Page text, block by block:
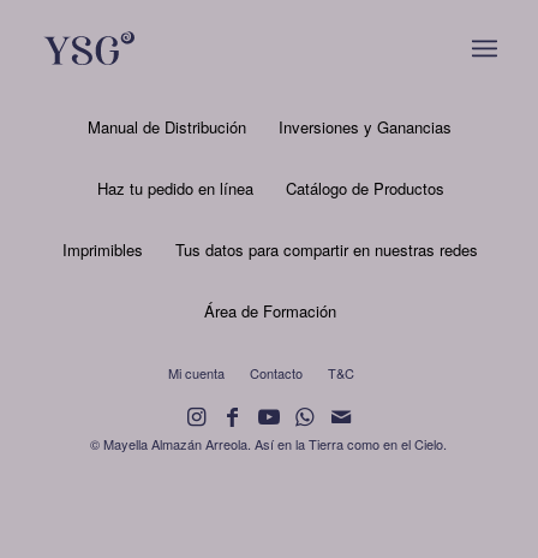
Manual de Distribución Inversiones y Ganancias
Haz tu pedido en línea Catálogo de Productos
Imprimibles Tus datos para compartir en nuestras redes
Área de Formación
© Mayella Almazán Arreola. Así en la Tierra como en el Cielo.
Mi cuenta Contacto T&C